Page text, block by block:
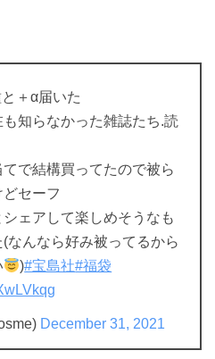
＋α届いた
知らなかった雑誌たち.読
で結構買ってたので被ら
セーフ
ェアして楽しめそうなも
なんなら好み被ってるから
)#宝島社#福袋
December 31, 2021